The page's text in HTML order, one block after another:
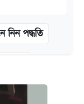
পদ্ধতি
দালাল অ্যাডলফ